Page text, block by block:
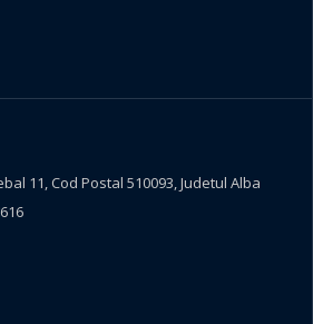
11, Cod Postal 510093, Judetul Alba